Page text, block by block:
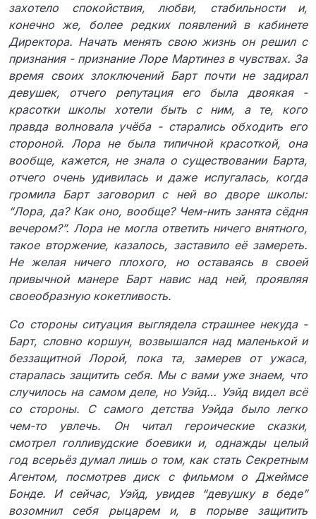
захотело спокойствия, любви, стабильности и,
конечно же, более редких появлений в кабинете
Директора. Начать менять свою жизнь он решил с
признания - признание Лоре Мартинез в чувствах. За
время своих злоключений Барт почти не задирал
девушек, отчего репутация его была двоякая -
красотки школы хотели быть с ним, а те, кого
правда волновала учёба - старались обходить его
стороной. Лора не была типичной красоткой, она
вообще, кажется, не знала о существовании Барта,
отчего очень удивилась и даже испугалась, когда
громила Барт заговорил с ней во дворе школы:
“Лора, да? Как оно, вообще? Чем-нить занята сёдня
вечером?”. Лора не могла ответить ничего внятного,
такое вторжение, казалось, заставило её замереть.
Не желая ничего плохого, но оставаясь в своей
привычной манере Барт навис над ней, проявляя
своеобразную кокетливость.
Со стороны ситуация выглядела страшнее некуда -
Барт, словно коршун, возвышался над маленькой и
беззащитной Лорой, пока та, замерев от ужаса,
старалась защитить себя. Мы с вами уже знаем, что
случилось на самом деле, но Уэйд… Уэйд видел всё
со стороны. С самого детства Уэйда было легко
чем-то увлечь. Он читал героические сказки,
смотрел голливудские боевики и, однажды целый
год всерьёз думал лишь о том, как стать Секретным
Агентом, посмотрев диск с фильмом о Джеймсе
Бонде. И сейчас, Уэйд, увидев “девушку в беде”
возомнил себя рыцарем и, в порыве защитить